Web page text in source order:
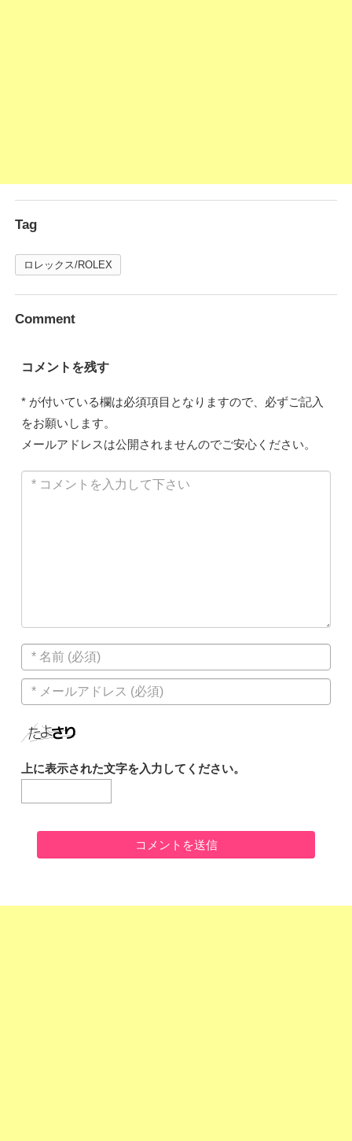
Tag
ロレックス/ROLEX
Comment
コメントを残す
* が付いている欄は必須項目となりますので、必ずご記入
をお願いします。
メールアドレスは公開されませんのでご安心ください。
上に表示された文字を入力してください。